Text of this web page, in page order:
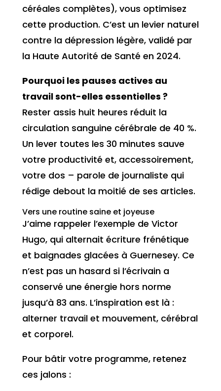
céréales complètes), vous optimisez
cette production. C’est un levier naturel
contre la dépression légère, validé par
la Haute Autorité de Santé en 2024.
Pourquoi les pauses actives au
travail sont-elles essentielles ?
Rester assis huit heures réduit la
circulation sanguine cérébrale de 40 %.
Un lever toutes les 30 minutes sauve
votre productivité et, accessoirement,
votre dos – parole de journaliste qui
rédige debout la moitié de ses articles.
Vers une routine saine et joyeuse
J’aime rappeler l’exemple de Victor
Hugo, qui alternait écriture frénétique
et baignades glacées à Guernesey. Ce
n’est pas un hasard si l’écrivain a
conservé une énergie hors norme
jusqu’à 83 ans. L’inspiration est là :
alterner travail et mouvement, cérébral
et corporel.
Pour bâtir votre programme, retenez
ces jalons :